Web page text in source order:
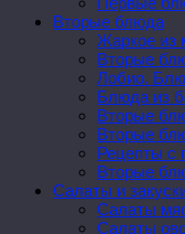
Вторые блюда
Жаркое из
Вторые
Лобио.
Блюда из
Вторые
Вторые
Рецепты с
Вторые
Салаты и
Салаты
Салаты